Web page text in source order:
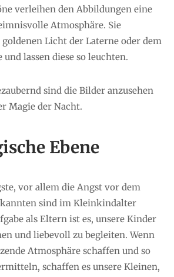
verleihen den Abbildungen eine
Atmosphäre. Sie
Licht der Laterne oder dem
lassen diese so leuchten.
sind die Bilder anzusehen
Magie der Nacht.
Ebene
vor allem die Angst vor dem
sind im Kleinkindalter
als Eltern ist es, unsere Kinder
und liebevoll zu begleiten. Wenn
Atmosphäre schaffen und so
schaffen es unsere Kleinen,